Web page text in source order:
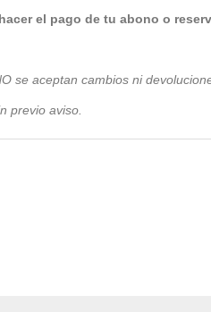
el pago de tu abono o
se aceptan cambios ni
previo aviso.